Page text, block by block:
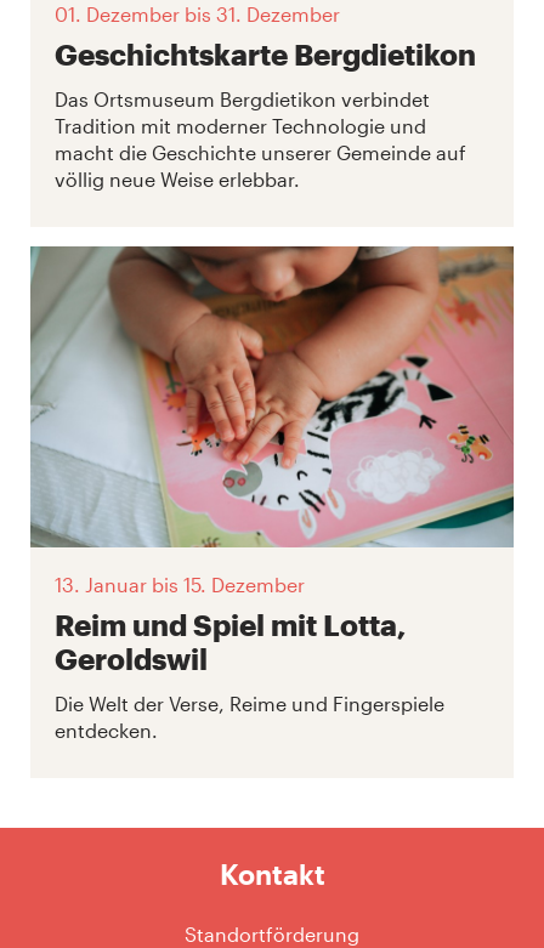
01. Dezember bis 31. Dezember
Geschichtskarte Bergdietikon
Das Ortsmuseum Bergdietikon verbindet
Tradition mit moderner Technologie und
macht die Geschichte unserer Gemeinde auf
völlig neue Weise erlebbar.
13. Januar bis 15. Dezember
Reim und Spiel mit Lotta,
Geroldswil
Die Welt der Verse, Reime und Fingerspiele
entdecken.
Kontakt
Standortförderung